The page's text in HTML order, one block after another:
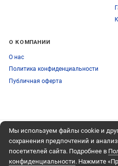
Мы используем файлы cookie и
сохранения предпочтений и
посетителей сайта. Подробнее в
конфиденциальности. Нажмите
О КОМПАНИИ
О нас
Политика конфиденциальности
Публичная оферта
ПОДПИСЫВАЙТЕСЬ
НА НАШУ РАССЫЛКУ